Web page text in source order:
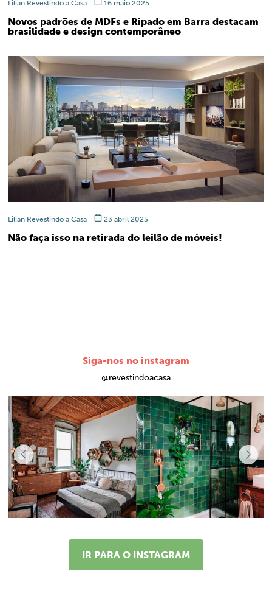
Lilian Revestindo a Casa 16 maio 2025
Novos padrões de MDFs e Ripado em Barra destacam
brasilidade e design contemporâneo
Lilian Revestindo a Casa 23 abril 2025
Não faça isso na retirada do leilão de móveis!
Siga-nos no instagram
@revestindoacasa
IR PARA O INSTAGRAM